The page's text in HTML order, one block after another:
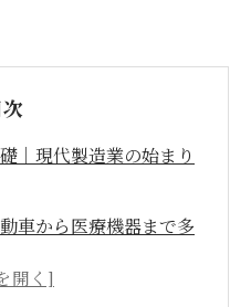
次
｜現代製造業の始まり
車から医療機器まで多